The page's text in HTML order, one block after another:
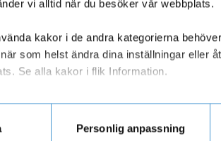
vi alltid när du besöker vår webbplats.
kakor i de andra kategorierna
som helst ändra dina inställningar eller
Se alla kakor i flik Information.
behandlar personuppgifter när du
Personlig anpassning